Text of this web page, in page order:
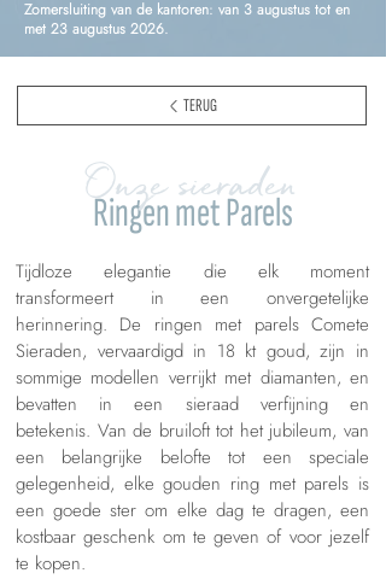
Zomersluiting van de kantoren: van 3 augustus tot en
met 23 augustus 2026.
TERUG
Ringen met Parels
Onze sieraden
Tijdloze elegantie die elk moment
transformeert in een onvergetelijke
herinnering. De ringen met parels Comete
Sieraden, vervaardigd in 18 kt goud, zijn in
sommige modellen verrijkt met diamanten, en
bevatten in een sieraad verfijning en
betekenis. Van de bruiloft tot het jubileum, van
een belangrijke belofte tot een speciale
gelegenheid, elke gouden ring met parels is
een goede ster om elke dag te dragen, een
kostbaar geschenk om te geven of voor jezelf
te kopen.